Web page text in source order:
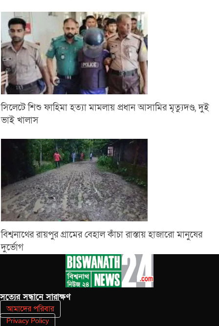
সিলেটে শিশু ফাহিমা হত্যা মামলায় প্রধান আসামির মৃত্যুদণ্ড, দুই
ভাই খালাস
বিশ্বনাথের রায়পুর গ্রামের বেহাল কাঁচা রাস্তায় হাজারো মানুষের
দুর্ভোগ
সত‌্যের সন্ধানে সারাক্ষণ
আমাদের পরিবার
Privacy Policy